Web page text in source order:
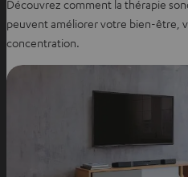
Découvrez comment la thérapie
peuvent améliorer votre bien-être,
concentration.